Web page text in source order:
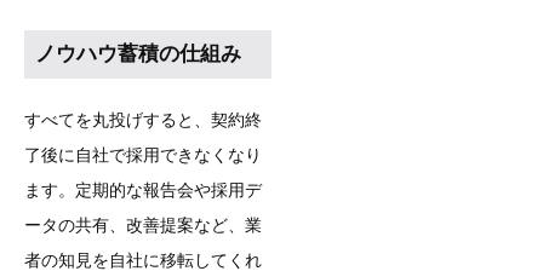
ノウハウ蓄積の仕組み
すべてを丸投げすると、契約終
了後に自社で採用できなくなり
ます。定期的な報告会や採用デ
ータの共有、改善提案など、業
者の知見を自社に移転してくれ